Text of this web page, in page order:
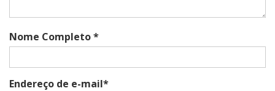
Nome Completo *
Endereço de e-mail*